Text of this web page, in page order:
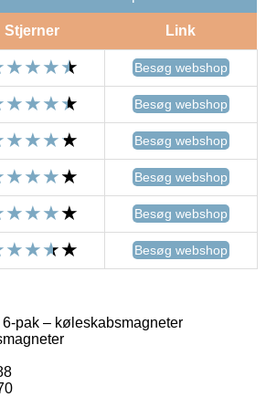
Stjerner Link
Besøg webshop
Besøg webshop
Besøg webshop
Besøg webshop
Besøg webshop
Besøg webshop
6-pak – køleskabsmagneter